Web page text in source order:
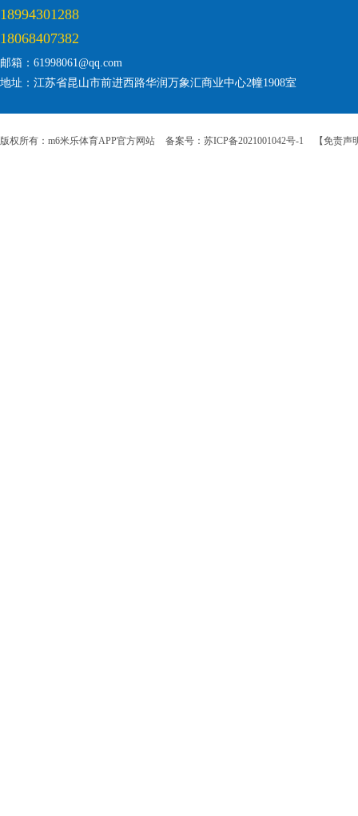
18994301288
18068407382
邮箱：61998061@qq.com
地址：江苏省昆山市前进西路华润万象汇商业中心2幢1908室
版权所有：m6米乐体育APP官方网站 备案号：苏ICP备2021001042号-1 【免责声